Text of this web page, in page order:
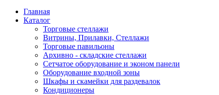
Главная
Каталог
Торговые стеллажи
Витрины, Прилавки, Стеллажи
Торговые павильоны
Архивно - складские стеллажи
Сетчатое оборудование и эконом панели
Оборудование входной зоны
Шкафы и скамейки для раздевалок
Кондиционеры